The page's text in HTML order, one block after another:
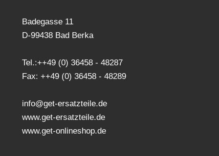
Badegasse 11
D-99438 Bad Berka
Tel.:++49 (0) 36458 - 48287
Fax: ++49 (0) 36458 - 48289
info@get-ersatzteile.de
www.get-ersatzteile.de
www.get-onlineshop.de